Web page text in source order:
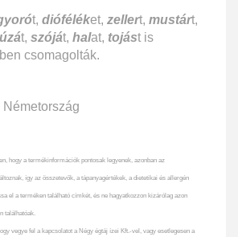
t, dióféléket, zellert, mustárt,
t, szóját, halat, tojást is
csomagolták.
hogy a termékinformációk pontosak legyenek, azonban az
így az összetevők, a tápanyagértékek, a dietetikai és allergén
el a terméken található címkét, és ne hagyatkozzon kizárólag azon
találhatóak.
vegye fel a kapcsolatot a Négy égtáj ízei Kft.-vel, vagy esetlegesen a